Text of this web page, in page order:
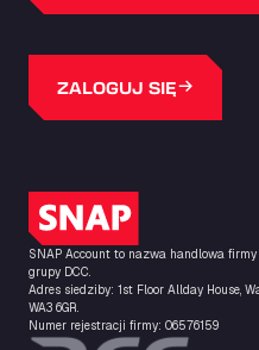
A140, Langton Green,
Bolstoen 9, 1046 AS
Basiq Truck
A.G. Bellstraat 35A,
Bathgate Truck &
16 Inchmuir Road,
Batim Truckstop
Lar Bck Z 7
ZALOGUJ SIĘ
Logo SNAP
SNAP Account to nazwa handlowa firmy
grupy DCC.
Adres siedziby: 1st Floor Allday House,
WA3 6GR.
Numer rejestracji firmy: 06576159